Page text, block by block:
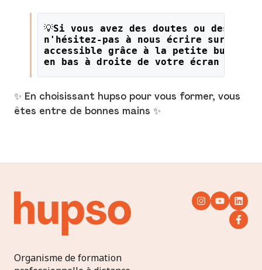
💡Si vous avez des doutes ou des
n'hésitez-pas à nous écrire sur le
accessible grâce à la petite bulle
en bas à droite de votre écran !
✨ En choisissant hupso pour vous former, vous
êtes entre de bonnes mains ✨
Organisme de formation